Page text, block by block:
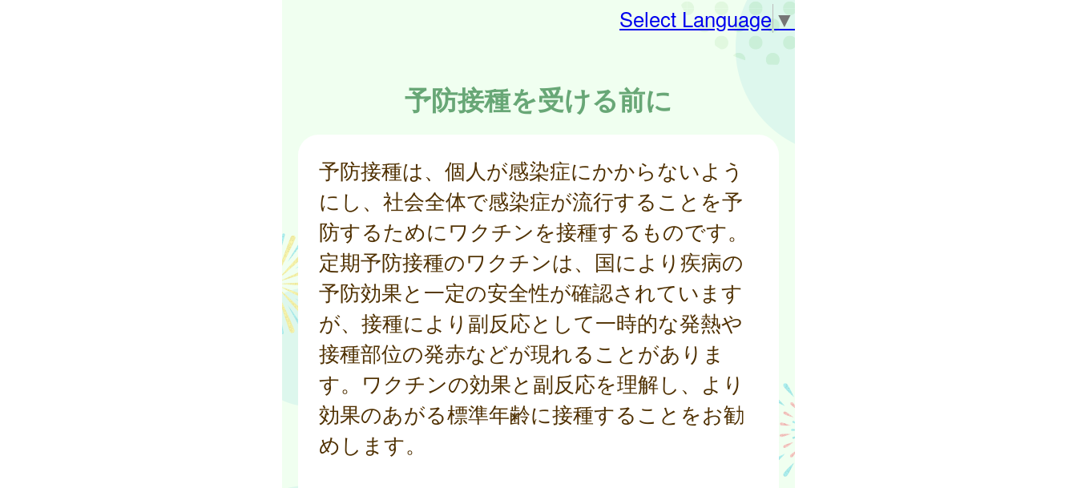
Select Language ▼
予防接種を受ける前に
予防接種は、個人が感染症にかからないよう
にし、社会全体で感染症が流行することを予
防するためにワクチンを接種するものです。
定期予防接種のワクチンは、国により疾病の
予防効果と一定の安全性が確認されています
が、接種により副反応として一時的な発熱や
接種部位の発赤などが現れることがありま
す。ワクチンの効果と副反応を理解し、より
効果のあがる標準年齢に接種することをお勧
めします。